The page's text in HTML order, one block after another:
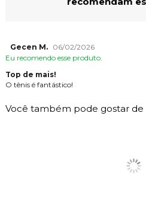
Gecen M.
06/02/2026
Eu recomendo esse produto.
Top de mais!
O tênis é fantástico!
Você também pode gostar de